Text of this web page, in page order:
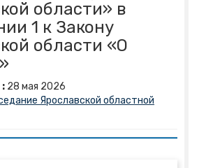
области» в
1 к Закону
области «О
: 28 мая 2026
Ярославской областной